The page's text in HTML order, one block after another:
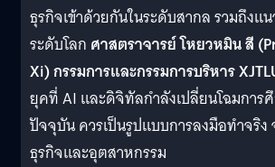
ธุรกิจเข้าด้วยกันในระดับสากล รวมถึง
ระดับโลก ศาสตราจารย์ โหยวหมิน สี
Xi) กรรมการและกรรมการบริหาร
ยุคที่ AI และดิจิทัลกำลังเปลี่ยนโฉมการ
ปัจจุบัน ควรเป็นรูปแบบการลงมือทำจริง
ธุรกิจและอุตสาหกรรม